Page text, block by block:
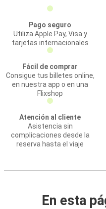
Pago seguro
Utiliza Apple Pay, Visa y
tarjetas internacionales
Fácil de comprar
Consigue tus billetes online,
en nuestra app o en una
Flixshop
Atención al cliente
Asistencia sin
complicaciones desde la
reserva hasta el viaje
En esta